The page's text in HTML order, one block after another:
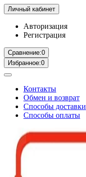
Личный кабинет
Авторизация
Регистрация
Сравнение:0
Избранное:0
Контакты
Обмен и возврат
Способы доставки
Способы оплаты